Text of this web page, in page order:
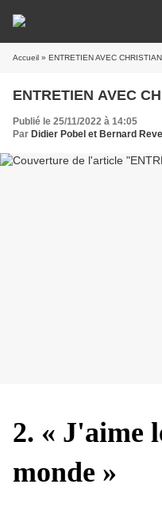
Accueil » ENTRETIEN AVEC
ENTRETIEN AVEC
Publié le 25/11/2022 à 14:05
Par Didier Pobel et Bernard Revel
2. « J'aime
monde »